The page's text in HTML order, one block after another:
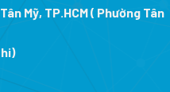
Mỹ, TP.HCM ( Phường Tân
)